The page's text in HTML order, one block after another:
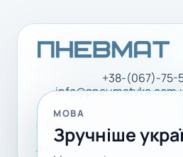
+38-(067)-75-
Facebook
Доставка і оплата Політика
МОВА
Зручніше